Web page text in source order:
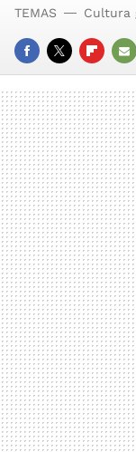
FACEBOOK
TWITTER
E-
TEMAS Cultura